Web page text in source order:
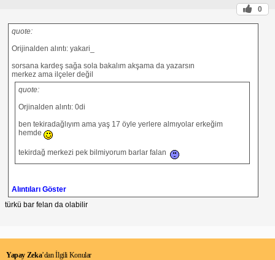
0
quote:
Orijinalden alıntı: yakari_
sorsana kardeş sağa sola bakalım akşama da yazarsın
merkez ama ilçeler değil
quote:
Orjinalden alıntı: 0di
ben tekiradağlıyım ama yaş 17 öyle yerlere almıyolar erkeğim
hemde
tekirdağ merkezi pek bilmiyorum barlar falan
Alıntıları Göster
türkü bar felan da olabilir
Yapay Zeka’dan İlgili Konular